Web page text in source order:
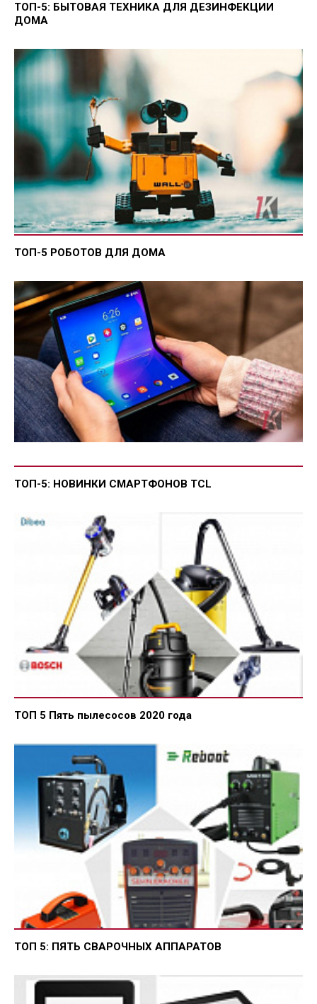
ТОП-5: БЫТОВАЯ ТЕХНИКА ДЛЯ ДЕЗИНФЕКЦИИ
ДОМА
ТОП-5 РОБОТОВ ДЛЯ ДОМА
ТОП-5: НОВИНКИ СМАРТФОНОВ TCL
ТОП 5 Пять пылесосов 2020 года
ТОП 5: ПЯТЬ СВАРОЧНЫХ АППАРАТОВ